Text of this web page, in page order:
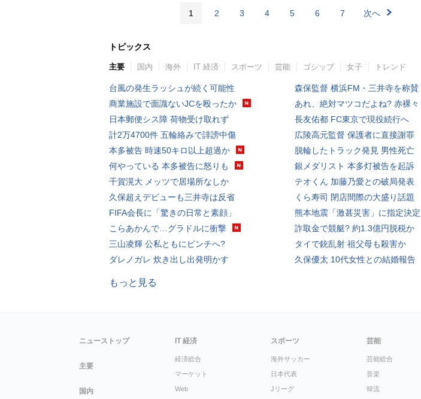
1 2 3 4 5 6 7 次へ
トピックス
主要 国内 海外 IT 経済 スポーツ 芸能 ゴシップ 女子 トレンド
台風の発生ラッシュが続く可能性
商業施設で面識ないJCを殴ったか
日本郵便シス障 荷物受け取れず
計2万4700件 五輪絡みで誹謗中傷
本多被告 時速50キロ以上超過か
何やっている 本多被告に怒りも
千賀滉大 メッツで居場所なしか
久保超えデビューも三井寺は反省
FIFA会長に「驚きの日常と素顔」
こらあかんで…グラドルに衝撃
三山凌輝 公私ともにピンチへ?
ダレノガレ 炊き出し出発明かす
森保監督 横浜FM・三井寺を称賛
あれ、絶対マツコだよね? 赤裸々
長友佑都 FC東京で現役続行へ
広陵高元監督 保護者に直接謝罪
脱輪したトラック発見 男性死亡
銀メダリスト 本多灯被告を起訴
テオくん 加藤乃愛との破局発表
くら寿司 閉店間際の大盛り話題
熊本地震「激甚災害」に指定決定
詐取金で競艇? 約1.3億円脱税か
タイで銃乱射 祖父母も殺害か
久保優太 10代女性との結婚報告
もっと見る
ニューストップ
主要
国内
IT 経済
経済総合
マーケット
Web
スポーツ
海外サッカー
日本代表
Jリーグ
芸能
芸能総合
音楽
韓流